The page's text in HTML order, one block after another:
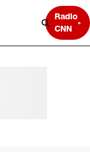
Radio
CNN